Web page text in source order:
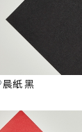
晨紙 黑